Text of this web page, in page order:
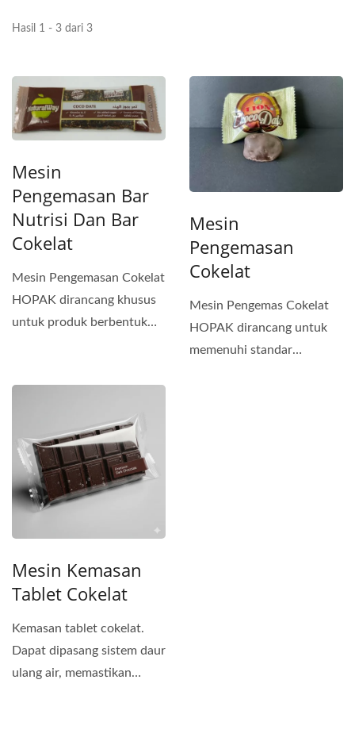
Hasil 1 - 3 dari 3
Mesin
Pengemasan Bar
Nutrisi Dan Bar
Cokelat
Mesin Pengemasan Cokelat
HOPAK dirancang khusus
untuk produk berbentuk
Mesin
Pengemasan
Cokelat
Mesin Pengemas Cokelat
HOPAK dirancang untuk
memenuhi standar
Mesin Kemasan
Tablet Cokelat
Kemasan tablet cokelat.
Dapat dipasang sistem daur
ulang air, memastikan